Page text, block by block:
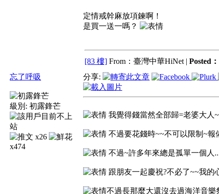
定情戒幹麻放項鍊啊！
是買一送一嗎？
[83 樓] From：臺灣中華HiNet | Posted：
忘了呼吸
級別: 初露鋒芒
x26
x474
分享:
我覺得錢當然全部歸=老婆大人
不過要花錢時~~不可以限制~
不過~許多年來總是孤單一個人
跟朋友一起慶祝?不必了~~我的
不過長那麼大還沒去過海洋音